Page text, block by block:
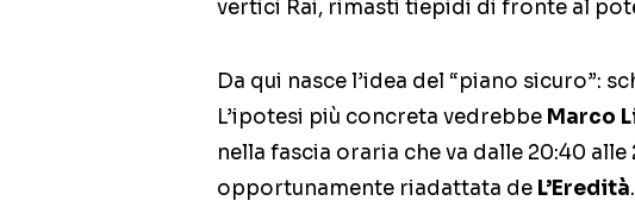
vertici Rai, rimasti tiepidi di fronte al
Da qui nasce l’idea del “piano sicuro”:
L’ipotesi più concreta vedrebbe Marco
nella fascia oraria che va dalle 20:40 alle
opportunamente riadattata de L’Eredità.